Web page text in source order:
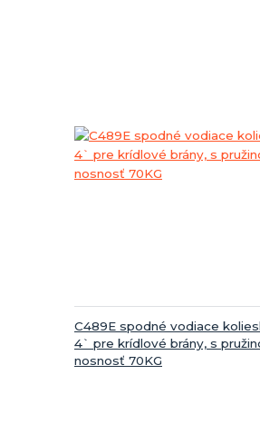
C489E spodné vodiace
4` pre krídlové brány, s
nosnosť 70KG